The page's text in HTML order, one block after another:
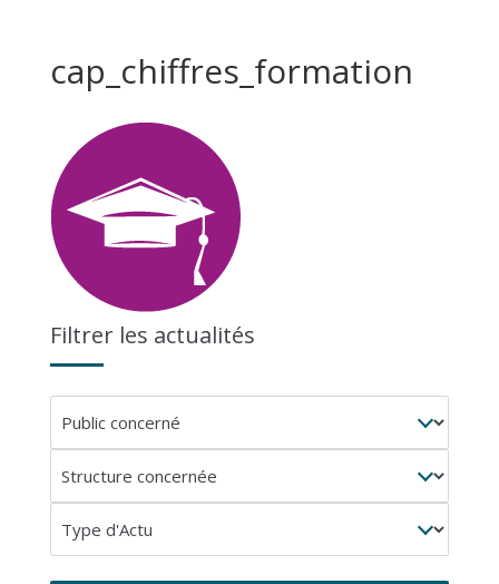
cap_chiffres_formation
Filtrer les actualités
concerné
concernée
d'Actu